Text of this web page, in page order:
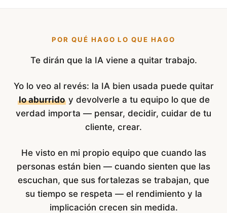
POR QUÉ HAGO LO QUE HAGO
Te dirán que la IA viene a quitar trabajo.
Yo lo veo al revés: la IA bien usada puede quitar
lo aburridoy devolverle a tu equipo lo que de
verdad importa — pensar, decidir, cuidar de tu
cliente, crear.
He visto en mi propio equipo que cuando las
personas están bien — cuando sienten que las
escuchan, que sus fortalezas se trabajan, que
su tiempo se respeta — el rendimiento y la
implicación crecen sin medida.